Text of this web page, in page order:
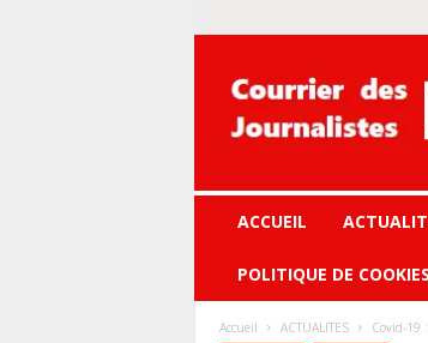
journalistes
ACCUEIL
POLITIQUE DE
Accueil ACTUALITES Covid-19